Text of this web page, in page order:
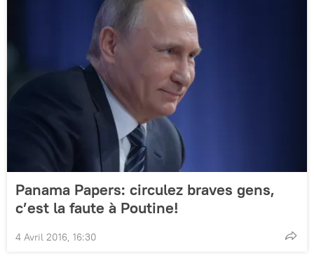
Panama Papers: circulez braves gens,
c’est la faute à Poutine!
4 Avril 2016, 16:30